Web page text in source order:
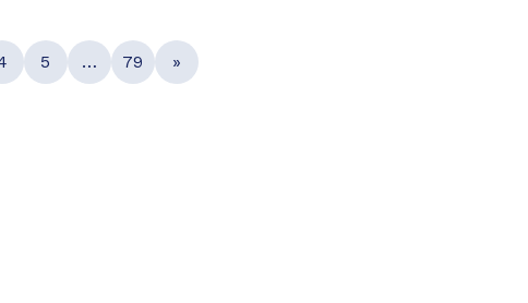
5 … 79 »